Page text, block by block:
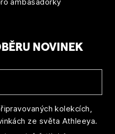
ambasadorky
NOVINEK
kolekcích,
ze světa Athleeya.